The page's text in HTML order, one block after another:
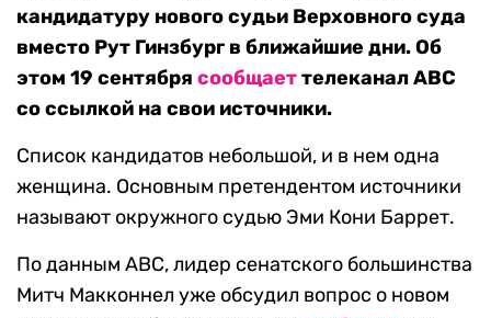
кандидатуру нового судьи Верховного суда
вместо Рут Гинзбург в ближайшие дни. Об
этом 19 сентября сообщаеттелеканал ABC
со ссылкой на свои источники.
Список кандидатов небольшой, и в нем одна
женщина. Основным претендентом источники
называют окружного судью Эми Кони Баррет.
По данным ABC, лидер сенатского большинства
Митч Макконнел уже обсудил вопрос о новом